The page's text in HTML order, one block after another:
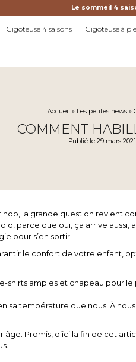
Le sommeil 4
Gigoteuse 4 saisons Gigoteuse à
Accueil » Les petites news »
COMMENT
Publié le 29 mars
la grande question revient
parce que oui, ça arrive aussi,
pour s’en sortir.
le confort de votre enfant,
shirts amples et chapeau pour le
température que nous. À nous
Promis, d’ici la fin de cet